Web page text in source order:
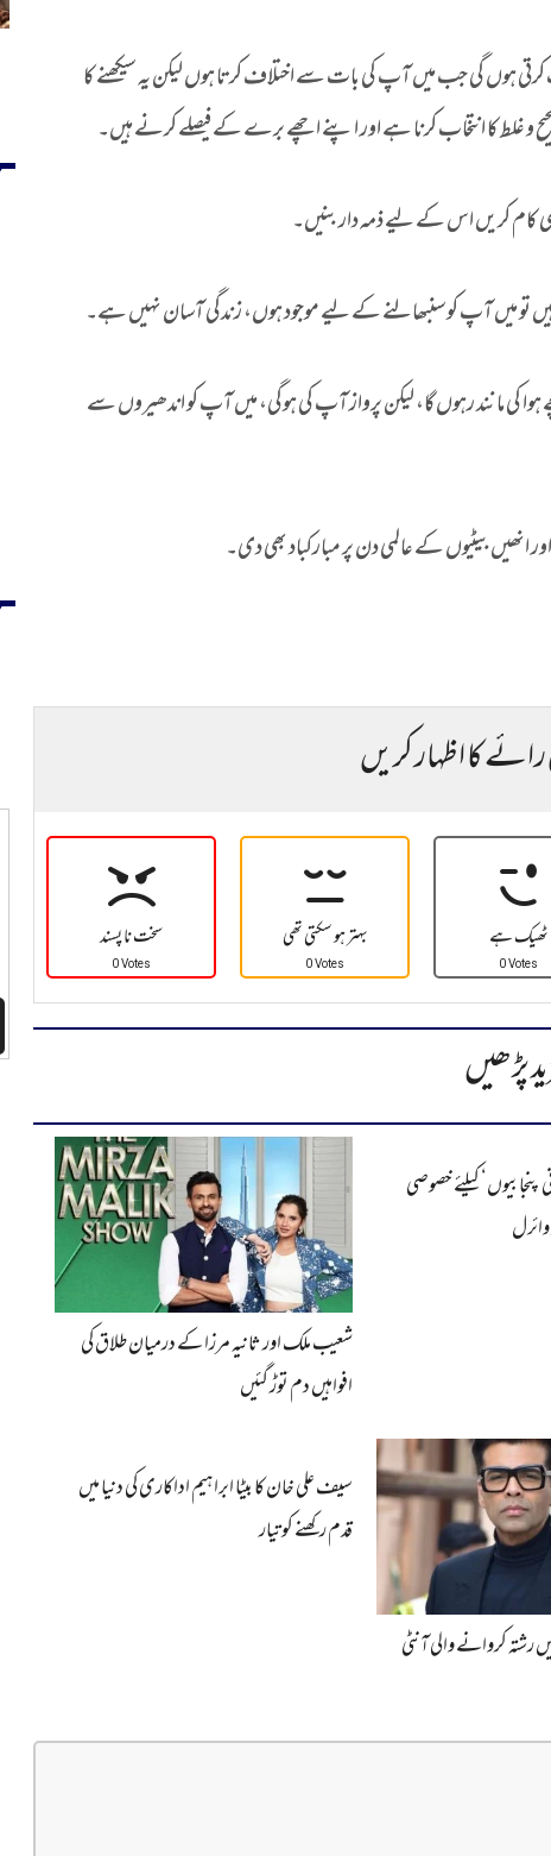
ہوں گی جب میں آپ کی بات سے اختلاف کرتا ہوں لیکن یہ سیکھنے کا
کا انتخاب کرنا ہے اور اپنے اچھے برے کے فیصلے کرنے ہیں۔
کام کریں اس کے لیے ذمہ دار بنیں۔
تو میں آپ کو سنبھالنے کے لیے موجود ہوں، زندگی آسان نہیں ہے۔
کی مانند رہوں گا، لیکن پرواز آپ کی ہوگی، میں آپ کو اندھیروں سے
انھیں بیٹیوں کے عالمی دن پر مبارکباد بھی دی۔
کا اظہار کریں
سخت نا پسند
0 Votes
بہتر ہو سکتی تھی
0 Votes
ٹھیک ہے
0 Votes
پڑھیں
کیلئے خصوصی
شعیب ملک اور ثانیہ مرزا کے درمیان طلاق کی
افواہیں دم توڑ گئیں
رشتہ کروانے والی آنٹی
سیف علی خان کا بیٹا ابراہیم اداکاری کی دنیا میں
قدم رکھنے کو تیار